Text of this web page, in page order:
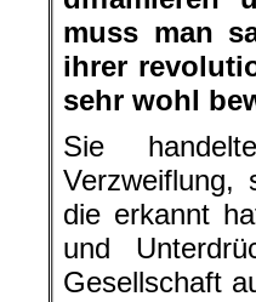
muss man
ihrer
sehr wohl
Sie
Verzweiflung,
die erkannt
und
Gesellschaft